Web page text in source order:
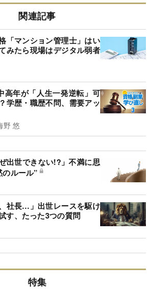
関連記事
「マンション管理士」はい
みたら現場はデジタル弱者
高年が「人生一発逆転」可
学歴・職歴不問、需要アッ
野 悠
出世できない!?」不満に思
ルール”
社長…」出世レースを駆け
す、たった3つの質問
特集